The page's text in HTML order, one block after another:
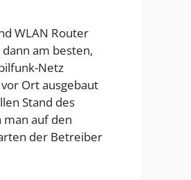
WLAN Router
am besten,
Netz
Ort ausgebaut
Stand des
man auf den
der Betreiber